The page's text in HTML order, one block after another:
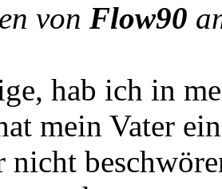
von Flow90
hab ich in
mein Vater
nicht